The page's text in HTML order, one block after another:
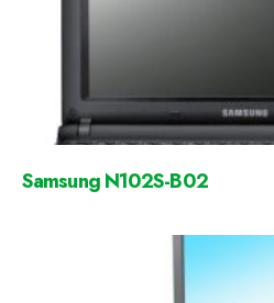
Samsung N102S-B02